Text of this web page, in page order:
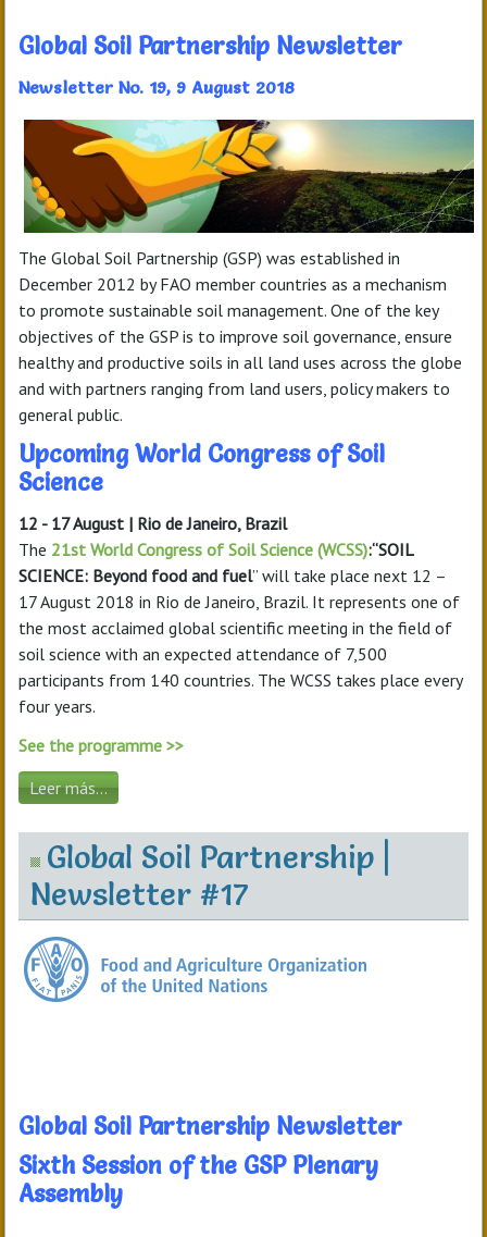
Global Soil Partnership Newsletter
Newsletter No. 19, 9 August 2018
The Global Soil Partnership (GSP) was established in
December 2012 by FAO member countries as a mechanism
to promote sustainable soil management. One of the key
objectives of the GSP is to improve soil governance, ensure
healthy and productive soils in all land uses across the globe
and with partners ranging from land users, policy makers to
general public.
Upcoming World Congress of Soil
Science
12 - 17 August | Rio de Janeiro, Brazil
The 21st World Congress of Soil Science (WCSS):“SOIL
SCIENCE: Beyond food and fuel” will take place next 12 –
17 August 2018 in Rio de Janeiro, Brazil. It represents one of
the most acclaimed global scientific meeting in the field of
soil science with an expected attendance of 7,500
participants from 140 countries. The WCSS takes place every
four years.
See the programme >>
Leer más...
Global Soil Partnership |
Newsletter #17
Global Soil Partnership Newsletter
Sixth Session of the GSP Plenary
Assembly